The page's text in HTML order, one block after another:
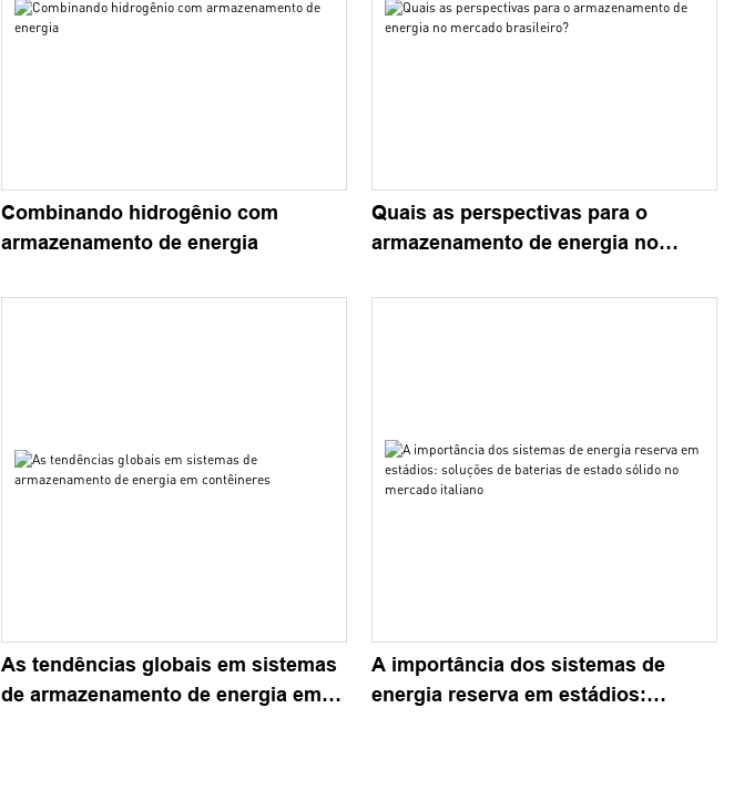
Combinando hidrogênio com
armazenamento de energia
Quais as perspectivas para o
armazenamento de energia no
As tendências globais em sistemas
de armazenamento de energia em
A importância dos sistemas de
energia reserva em estádios: